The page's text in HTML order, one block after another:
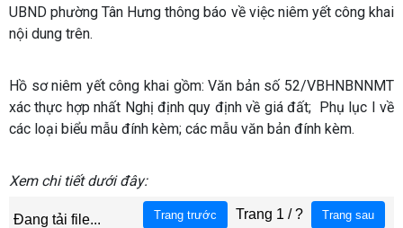
UBND phường Tân Hưng thông báo về việc niêm yết công khai
nội dung trên.
Hồ sơ niêm yết công khai gồm: Văn bản số 52/VBHNBNNMT
xác thực hợp nhất Nghị định quy định về giá đất; Phụ lục I về
các loại biểu mẫu đính kèm; các mẫu văn bản đính kèm.
Xem chi tiết dưới đây: